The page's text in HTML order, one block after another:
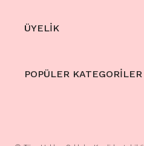
ÜYELİK
POPÜLER KATEGORİLER